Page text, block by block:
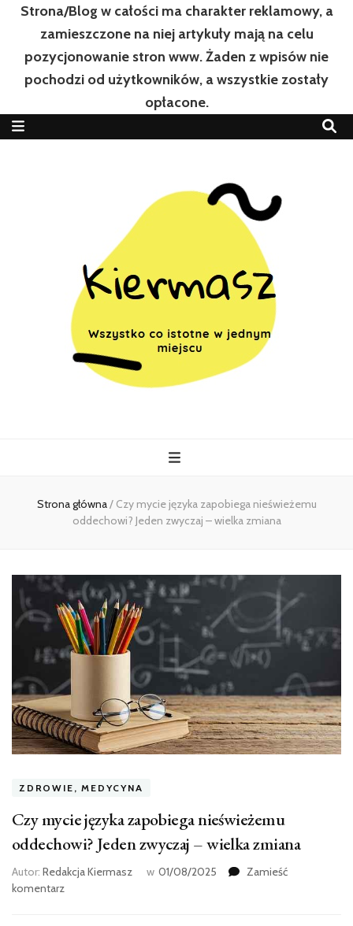
Strona/Blog w całości ma charakter reklamowy, a
zamieszczone na niej artykuły mają na celu
pozycjonowanie stron www. Żaden z wpisów nie
pochodzi od użytkowników, a wszystkie zostały
opłacone.
Strona główna/ Czy mycie języka zapobiega nieświeżemu
oddechowi? Jeden zwyczaj – wielka zmiana
ZDROWIE, MEDYCYNA
Czy mycie języka zapobiega nieświeżemu
oddechowi? Jeden zwyczaj – wielka zmiana
Autor: Redakcja Kiermasz w 01/08/2025
Zamieść
komentarzwe